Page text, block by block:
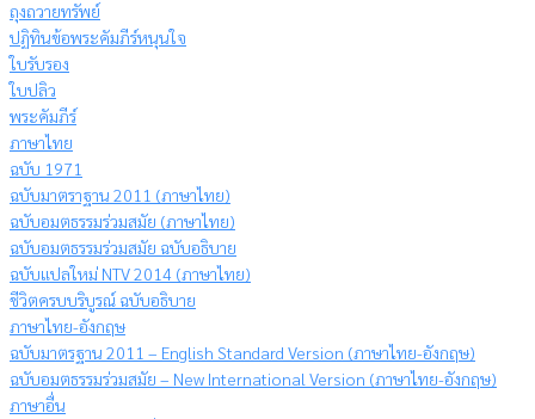
ถุงถวายทรัพย์
ปฏิทินข้อพระคัมภีร์หนุนใจ
ใบรับรอง
ใบปลิว
พระคัมภีร์
ภาษาไทย
ฉบับ 1971
ฉบับมาตราฐาน 2011 (ภาษาไทย)
ฉบับอมตธรรมร่วมสมัย (ภาษาไทย)
ฉบับอมตธรรมร่วมสมัย ฉบับอธิบาย
ฉบับแปลใหม่ NTV 2014 (ภาษาไทย)
ชีวิตครบบริบูรณ์ ฉบับอธิบาย
ภาษาไทย-อังกฤษ
ฉบับมาตรฐาน 2011 – English Standard Version (ภาษาไทย-อังกฤษ)
ฉบับอมตธรรมร่วมสมัย – New International Version (ภาษาไทย-อังกฤษ)
ภาษาอื่น